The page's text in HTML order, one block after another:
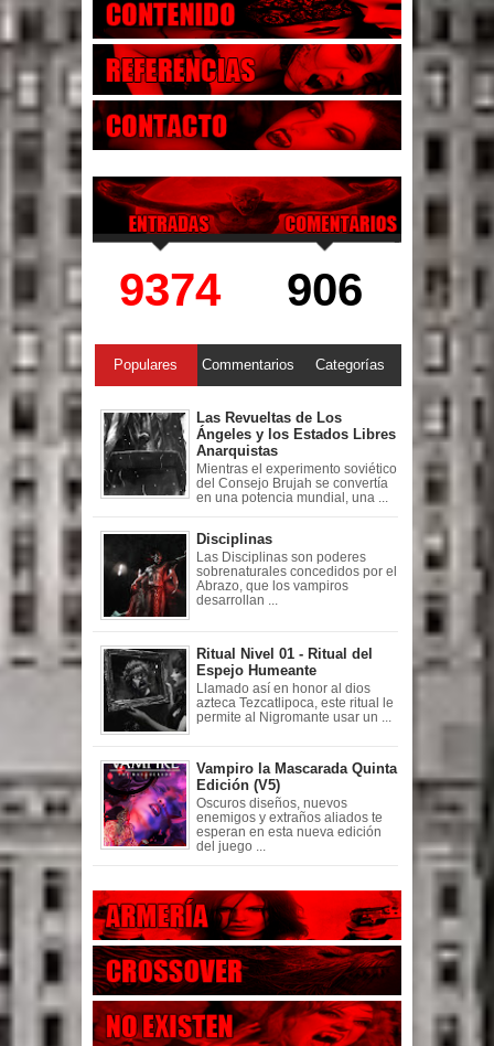
9374 906
Populares Commentarios Categorías
Las Revueltas de Los
Ángeles y los Estados Libres
Anarquistas
Mientras el experimento soviético
del Consejo Brujah se convertía
en una potencia mundial, una ...
Disciplinas
Las Disciplinas son poderes
sobrenaturales concedidos por el
Abrazo, que los vampiros
desarrollan ...
Ritual Nivel 01 - Ritual del
Espejo Humeante
Llamado así en honor al dios
azteca Tezcatlipoca, este ritual le
permite al Nigromante usar un ...
Vampiro la Mascarada Quinta
Edición (V5)
Oscuros diseños, nuevos
enemigos y extraños aliados te
esperan en esta nueva edición
del juego ...